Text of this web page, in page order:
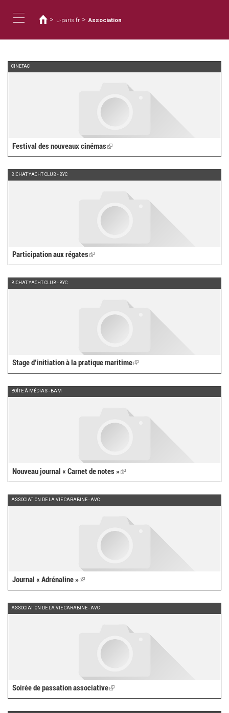
contenido
navigation
está
aquí
> u-paris.fr > Association
CINEFAC
Festival des nouveaux cinémas(link
is
BICHAT YACHT CLUB - BYC
Participation aux régates(link
is
BICHAT YACHT CLUB - BYC
Stage d’initiation à la pratique maritime(link
BOÎTE À MÉDIAS - BAM
Nouveau journal « Carnet de notes »(link
ASSOCIATION DE LA VIE CARABINE - AVC
Journal « Adrénaline »(link
is
ASSOCIATION DE LA VIE CARABINE - AVC
Soirée de passation associative(link
is